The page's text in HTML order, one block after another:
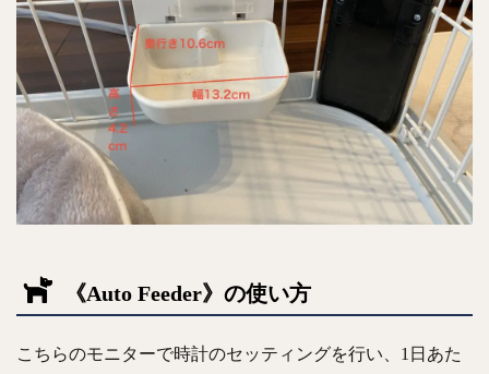
《Auto Feeder》の使い方
こちらのモニターで時計のセッティングを行い、1日あた